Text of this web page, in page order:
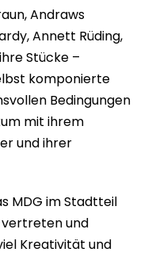
Andraws
Annett Rüding,
Stücke –
komponierte
Bedingungen
mit ihrem
und ihrer
MDG im Stadtteil
und
Kreativität und